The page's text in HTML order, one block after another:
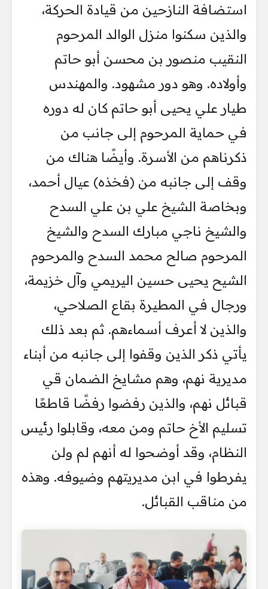
استضافة النازحين من قيادة الحركة،
والذين سكنوا منزل الوالد المرحوم
النقيب منصور بن محسن أبو حاتم
وأولاده. وهو دور مشهود. والمهندس
طيار علي يحيى أبو حاتم كان له دوره
في حماية المرحوم إلى جانب من
ذكرناهم من الأسرة. وأيضًا هناك من
وقف إلى جانبه من (فخذه) عيال أحمد،
وبخاصة الشيخ علي بن علي السدح
والشيخ ناجي مبارك السدح والشيخ
المرحوم صالح محمد السدح والمرحوم
الشيح يحيى حسين اليريمي وآل خزيمة،
ورجال في المطيرة بقاع الصلاحي،
والذين لا أعرف أسماءهم. ثم بعد ذلك
يأتي ذكر الذين وقفوا إلى جانبه من أبناء
مديرية نهم، وهم مشايخ الضمان قي
قبائل نهم، والذين رفضوا رفضًا قاطعًا
تسليم الأخ حاتم ومن معه، وقابلوا رئيس
النظام، وقد أوضحوا له أنهم لم ولن
يفرطوا في ابن مديريتهم وضيوفه. وهذه
من مناقب القبائل.